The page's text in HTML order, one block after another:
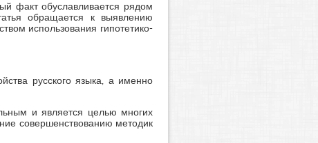
факт обуславливается рядом
обращается к выявлению
использования гипотетико-
русского языка, а именно
и является целью многих
совершенствованию методик